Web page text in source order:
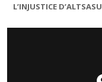
L’INJUSTICE D’ALTSASU
Lecteur